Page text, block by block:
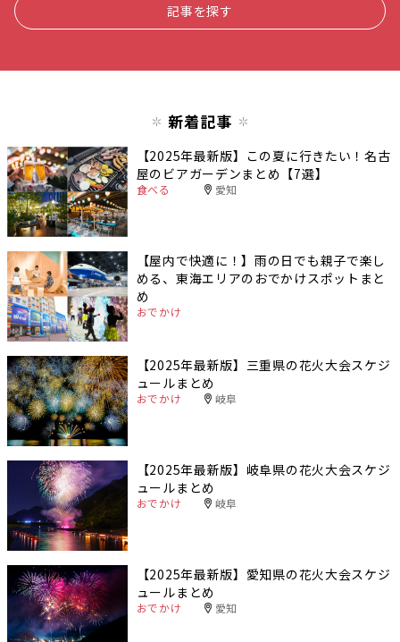
記事を探す
新着記事
【2025年最新版】この夏に行きたい！名古
屋のビアガーデンまとめ【7選】
食べる 愛知
【屋内で快適に！】雨の日でも親子で楽し
める、東海エリアのおでかけスポットまと
め
おでかけ
【2025年最新版】三重県の花火大会スケジ
ュールまとめ
おでかけ 岐阜
【2025年最新版】岐阜県の花火大会スケジ
ュールまとめ
おでかけ 岐阜
【2025年最新版】愛知県の花火大会スケジ
ュールまとめ
おでかけ 愛知